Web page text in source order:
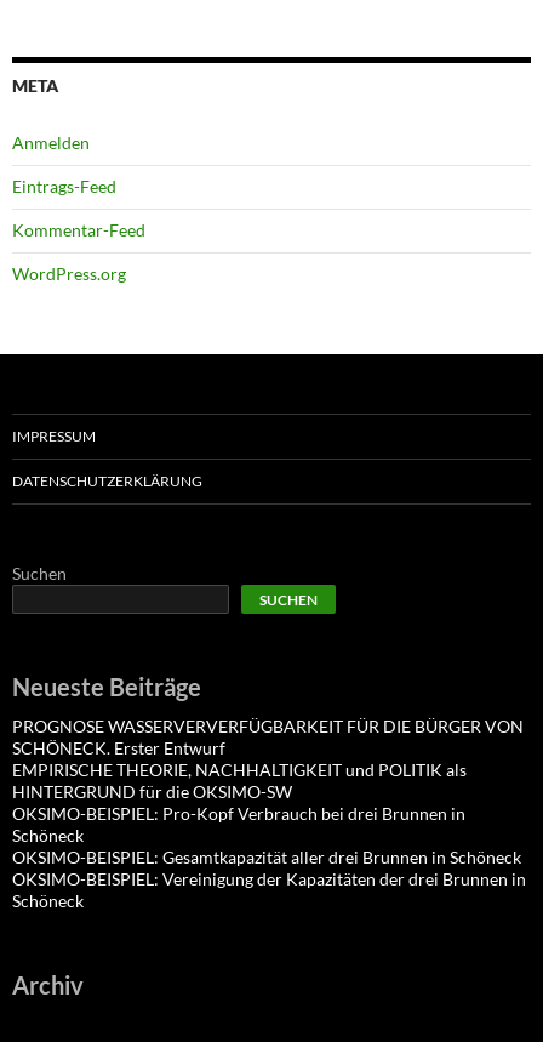
META
Anmelden
Eintrags-Feed
Kommentar-Feed
WordPress.org
IMPRESSUM
DATENSCHUTZERKLÄRUNG
Suchen
SUCHEN
Neueste Beiträge
PROGNOSE WASSERVERVERFÜGBARKEIT FÜR DIE BÜRGER VON
SCHÖNECK. Erster Entwurf
EMPIRISCHE THEORIE, NACHHALTIGKEIT und POLITIK als
HINTERGRUND für die OKSIMO-SW
OKSIMO-BEISPIEL: Pro-Kopf Verbrauch bei drei Brunnen in
Schöneck
OKSIMO-BEISPIEL: Gesamtkapazität aller drei Brunnen in Schöneck
OKSIMO-BEISPIEL: Vereinigung der Kapazitäten der drei Brunnen in
Schöneck
Archiv